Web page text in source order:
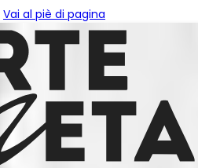
Vai al piè di pagina